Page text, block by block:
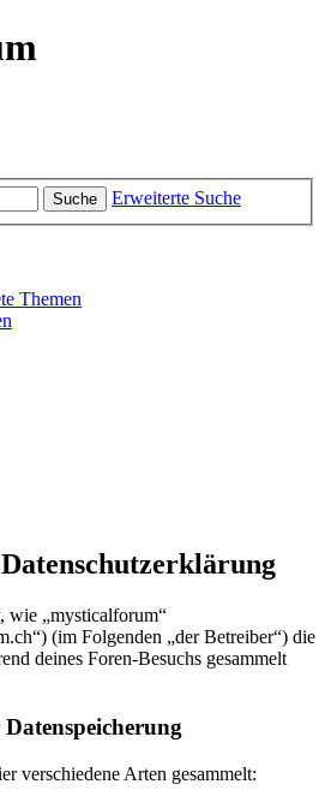
Suche Erweiterte Suche
Themen
wie „mysticalforum“
(im Folgenden „der Betreiber“) die
deines Foren-Besuchs gesammelt
verschiedene Arten gesammelt: